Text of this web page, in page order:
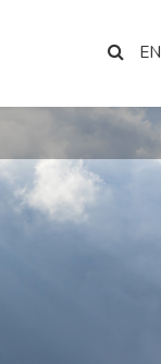
EN